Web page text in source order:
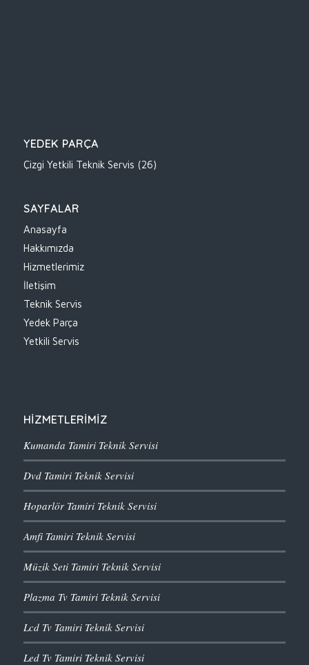
YEDEK PARÇA
Çizgi Yetkili Teknik Servis (26)
SAYFALAR
Anasayfa
Hakkımızda
Hizmetlerimiz
İletişim
Teknik Servis
Yedek Parça
Yetkili Servis
HİZMETLERİMİZ
Kumanda Tamiri Teknik Servisi
Dvd Tamiri Teknik Servisi
Hoparlör Tamiri Teknik Servisi
Amfi Tamiri Teknik Servisi
Müzik Seti Tamiri Teknik Servisi
Plazma Tv Tamiri Teknik Servisi
Lcd Tv Tamiri Teknik Servisi
Led Tv Tamiri Teknik Servisi